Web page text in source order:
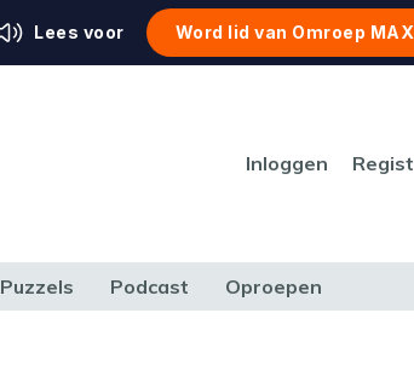
Lees voor Word lid van Omroep MAX
Inloggen
Puzzels Podcast Oproepen